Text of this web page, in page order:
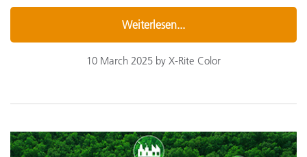
Weiterlesen...
10 March 2025 by X-Rite Color